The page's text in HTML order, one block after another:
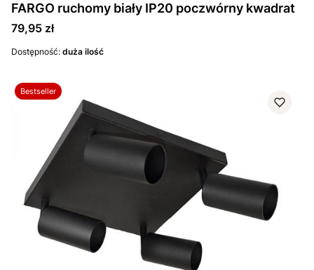
FARGO ruchomy biały IP20 poczwórny kwadrat
Cena
79,95 zł
Dostępność: duża ilość
Bestseller